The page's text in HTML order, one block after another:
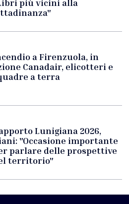
più vicini alla
a Firenzuola, in
Canadair, elicotteri e
a terra
Lunigiana 2026,
"Occasione importante
parlare delle prospettive
territorio"